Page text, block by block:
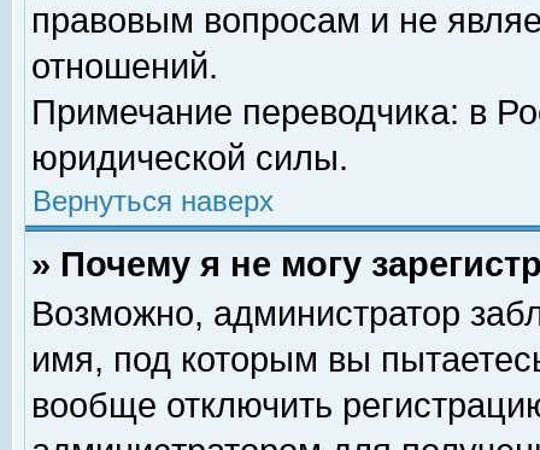
правовым вопросам и не
отношений.
Примечание переводчика: в
юридической силы.
Вернуться наверх
» Почему я не могу
Возможно, администратор
имя, под которым вы
вообще отключить